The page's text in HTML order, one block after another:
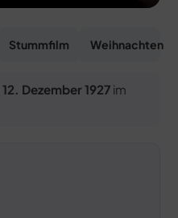
Stummfilm Weihnachten
12. Dezember 1927im